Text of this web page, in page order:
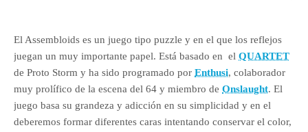
El Assembloids es un juego tipo puzzle y en el que los reflejos
juegan un muy importante papel. Está basado en el QUARTET
de Proto Storm y ha sido programado por Enthusi, colaborador
muy prolífico de la escena del 64 y miembro de Onslaught. El
juego basa su grandeza y adicción en su simplicidad y en el
deberemos formar diferentes caras intentando conservar el color,